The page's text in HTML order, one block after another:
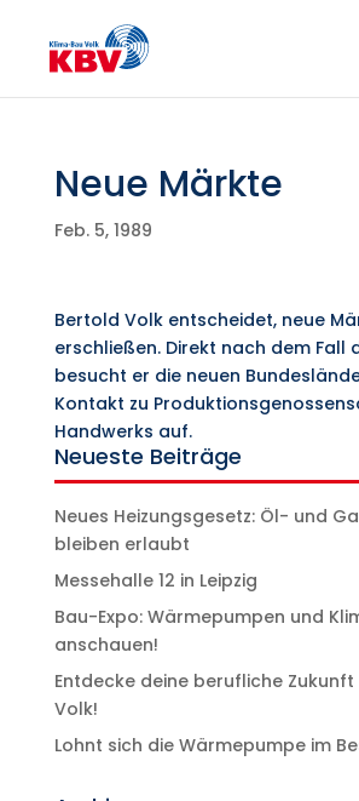
Neue Märkte
Feb. 5, 1989
Bertold Volk entscheidet, neue
erschließen. Direkt nach dem Fall
besucht er die neuen
Kontakt zu
Handwerks auf.
Neueste Beiträge
Neues Heizungsgesetz: Öl- und
bleiben erlaubt
Messehalle 12 in Leipzig
Bau-Expo: Wärmepumpen und
anschauen!
Entdecke deine berufliche
Volk!
Lohnt sich die Wärmepumpe im